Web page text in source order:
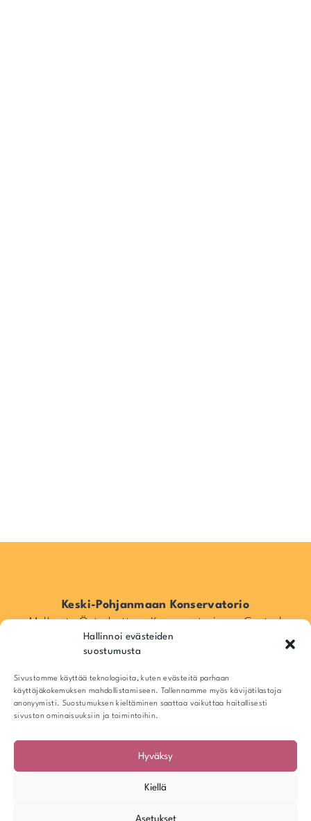
Hallinnoi evästeiden
suostumusta
Sivustomme käyttää teknologioita, kuten evästeitä parhaan
käyttäjäkokemuksen mahdollistamiseen. Tallennamme myös kävijätilastoja
anonyymisti. Suostumuksen kieltäminen saattaa vaikuttaa haitallisesti
sivuston ominaisuuksiin ja toimintoihin.
Hyväksy
Kiellä
Asetukset
Keski-Pohjanmaan Konservatorio
Mellersta Österbottens Konservatorium – Central
Ostrobothnia Conservatory
Pitkänsillankatu 16, 67100 Kokkola, Suomi / Finland
Info@kpkonsa.fi
Y-tunnus 1943518-6